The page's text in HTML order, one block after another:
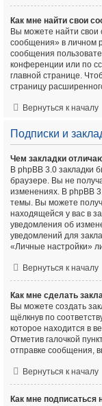
Как мне найти свои
Вы можете найти свои
сообщения» в личном
сообщения
конференции или по
главной странице.
страницу
Вернуться к началу
Подписки и
Чем закладки
В phpBB 3.0 закладки
браузере. Вы не
изменениях. В phpBB
темы. Вы можете
находящейся у вас в
уведомления об
уведомлений для
«Личные настройки»
Вернуться к началу
Как мне сделать
Вы можете создать
щёлкнув по
которое находится в
Отметив галочкой
отправке сообщения,
Вернуться к началу
Как мне